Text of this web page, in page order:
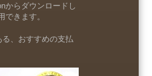
からダウンロードし
できます。
、おすすめの支払